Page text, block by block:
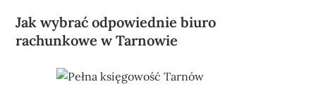
Jak wybrać odpowiednie biuro
rachunkowe w Tarnowie